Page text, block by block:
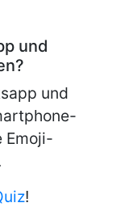
und
und
Emoji-
!